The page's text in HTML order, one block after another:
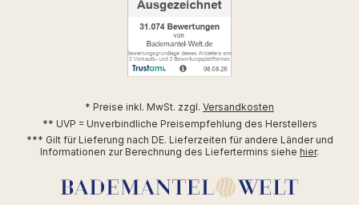
* Preise inkl. MwSt. zzgl. Versandkosten
** UVP = Unverbindliche Preisempfehlung des Herstellers
*** Gilt für Lieferung nach DE. Lieferzeiten für andere Länder und
Informationen zur Berechnung des Liefertermins siehe hier.